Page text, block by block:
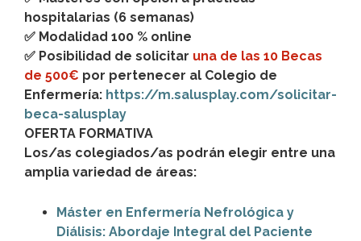
hospitalarias (6 semanas)
✅ Modalidad 100 % online
✅ Posibilidad de solicitar una de las 10 Becas
de 500€ por pertenecer al Colegio de
Enfermería: https://m.salusplay.com/solicitar-
beca-salusplay
OFERTA FORMATIVA
Los/as colegiados/as podrán elegir entre una
amplia variedad de áreas:
Máster en Enfermería Nefrológica y
Diálisis: Abordaje Integral del Paciente